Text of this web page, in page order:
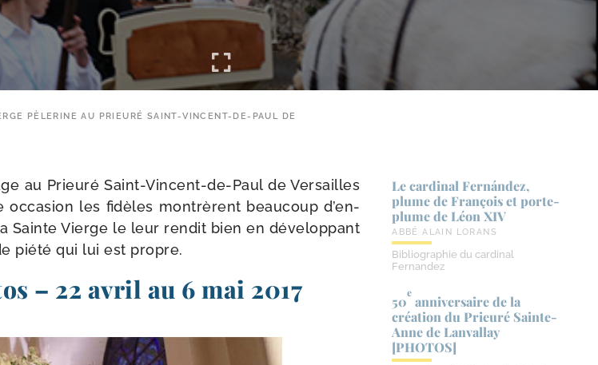
PÈLERINE AU PRIEURÉ SAINT-VINCENT-DE-PAUL DE
au Prieuré Saint-​Vincent-​de-​Paul de Versailles
occa­sion les fidèles mon­trèrent beau­coup d’en­
Sainte Vierge le leur ren­dit bien en déve­lop­pant
pié­té qui lui est propre.
– 22 avril au 6 mai 2017
Le cardinal Fernández,
plume de François et porte-​
plume de Léon XIV
ABBÉ ALAIN LORANS
Bibliographie du cardinal
Fernandez
50
e
anniversaire de la
création du Prieuré Sainte-​
Anne de Lanvallay
[PHOTOS]